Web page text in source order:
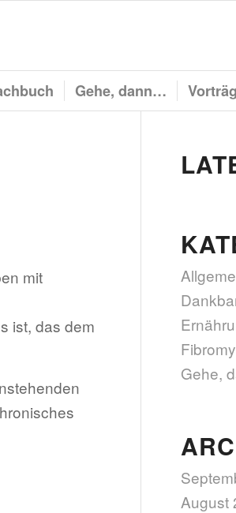
Gehe, dann…
mit
ist, das dem
Gehe,
August